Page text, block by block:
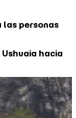
las personas
hacia